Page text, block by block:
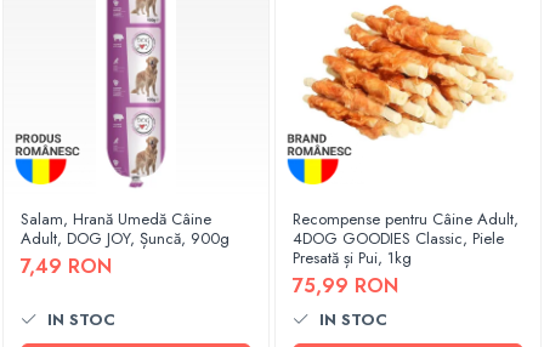
Salam, Hrană Umedă Câine
Adult, DOG JOY, Șuncă, 900g
7,49 RON
IN STOC
Recompense pentru Câine Adult,
4DOG GOODIES Classic, Piele
Presată și Pui, 1kg
75,99 RON
IN STOC